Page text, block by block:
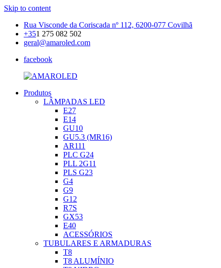
Skip to content
Rua Visconde da Coriscada nº 112, 6200-077 Covilhã
+351 275 082 502
geral@amaroled.com
facebook
AMAROLED
Iluminação
Produtos
LÂMPADAS LED
E27
E14
GU10
GU5.3 (MR16)
AR111
PLC G24
PLL 2G11
PLS G23
G4
G9
G12
R7S
GX53
E40
ACESSÓRIOS
TUBULARES E ARMADURAS
T8
T8 ALUMÍNIO